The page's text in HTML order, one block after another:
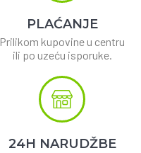
PLAĆANJE
Prilikom kupovine u centru
ili po uzeću isporuke.
24H NARUDŽBE